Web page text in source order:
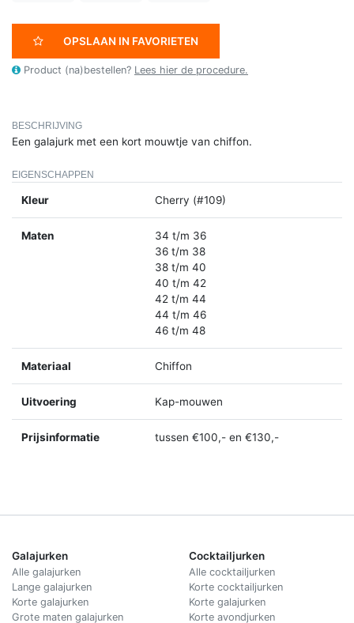
OPSLAAN IN FAVORIETEN
Product (na)bestellen? Lees hier de procedure.
BESCHRIJVING
Een galajurk met een kort mouwtje van chiffon.
EIGENSCHAPPEN
Kleur Cherry (#109)
Maten
34 t/m 36
36 t/m 38
38 t/m 40
40 t/m 42
42 t/m 44
44 t/m 46
46 t/m 48
Materiaal Chiffon
Uitvoering Kap-mouwen
Prijsinformatie tussen €100,- en €130,-
Galajurken
Alle galajurken
Lange galajurken
Korte galajurken
Grote maten galajurken
Cocktailjurken
Alle cocktailjurken
Korte cocktailjurken
Korte galajurken
Korte avondjurken